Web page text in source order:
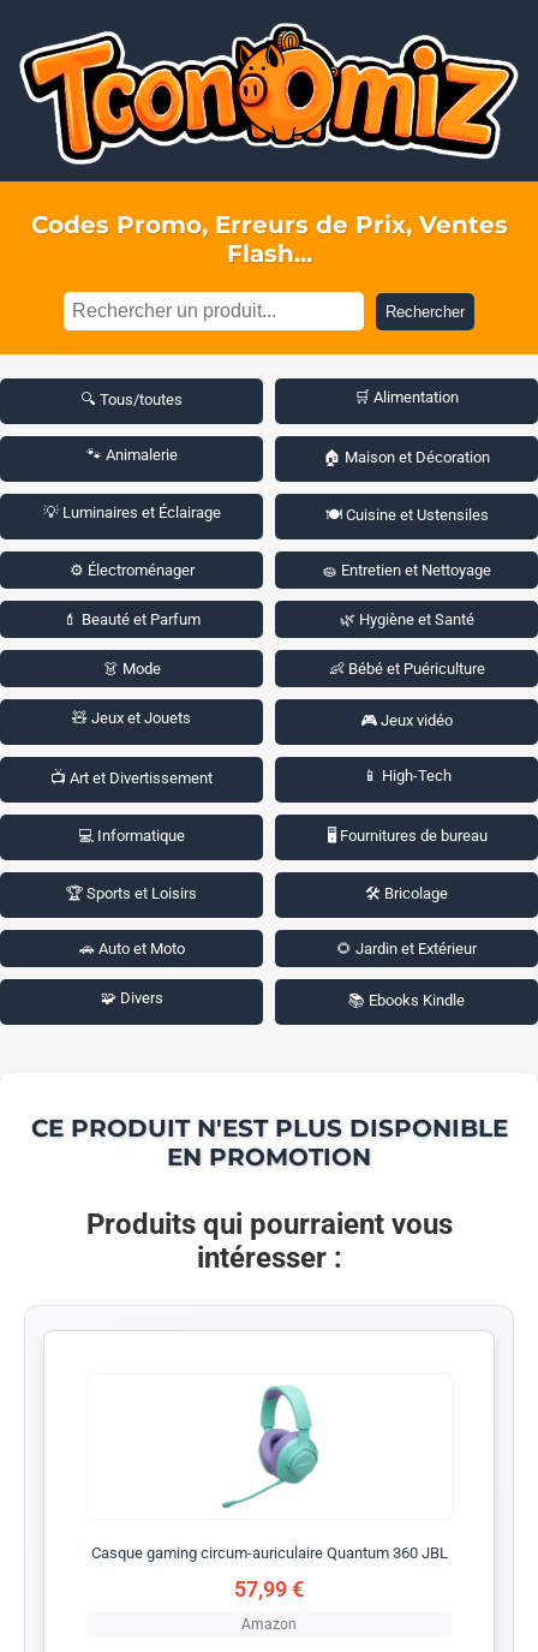
Codes Promo, Erreurs de Prix, Ventes
Flash...
Rechercher
🔍 Tous/toutes 🛒 Alimentation
🐾 Animalerie 🏠 Maison et Décoration
💡 Luminaires et Éclairage 🍽️ Cuisine et Ustensiles
⚙️ Électroménager 🧽 Entretien et Nettoyage
💄 Beauté et Parfum 🌿 Hygiène et Santé
👗 Mode 👶 Bébé et Puériculture
🧸 Jeux et Jouets 🎮 Jeux vidéo
📺 Art et Divertissement 📱 High-Tech
💻 Informatique 🖥️ Fournitures de bureau
🏆 Sports et Loisirs 🛠️ Bricolage
🚗 Auto et Moto 🌻 Jardin et Extérieur
🧩 Divers 📚 Ebooks Kindle
CE PRODUIT N'EST PLUS DISPONIBLE
EN PROMOTION
Produits qui pourraient vous
intéresser :
Casque gaming circum-auriculaire Quantum 360 JBL
57,99 €
Amazon